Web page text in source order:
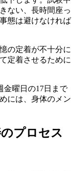
ない、長時間座っ
態は避けなければ
の定着が不十分に
定着させるために
金曜日の17日まで
には、身体のメン
プロセス